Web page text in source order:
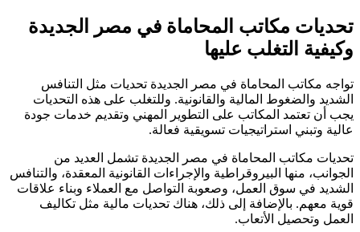
تحديات مكاتب المحاماة في مصر الجديدة
وكيفية التغلب عليها
تواجه مكاتب المحاماة في مصر الجديدة تحديات مثل التنافس
الشديد والضغوط المالية والقانونية. وللتغلب على هذه التحديات
يجب أن تعتمد المكاتب على التطوير المهني وتقديم خدمات جودة
عالية وتبني استراتيجيات تسويقية فعالة.
تحديات مكاتب المحاماة في مصر الجديدة تشمل العديد من
الجوانب، منها البيروقراطية والإجراءات القانونية المعقدة، والتنافس
الشديد في سوق العمل، وصعوبة التواصل مع العملاء وبناء علاقات
قوية معهم. بالإضافة إلى ذلك، هناك تحديات مالية مثل تكاليف
العمل وتحصيل الأتعاب.